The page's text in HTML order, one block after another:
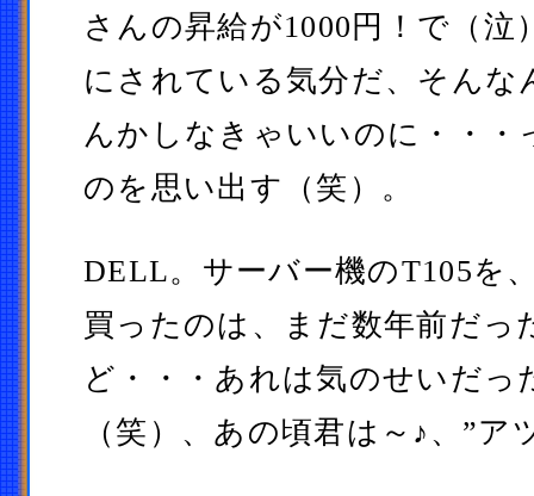
さんの昇給が1000円！で（泣
にされている気分だ、そんな
んかしなきゃいいのに・・・
のを思い出す（笑）。
DELL。サーバー機のT105を
買ったのは、まだ数年前だっ
ど・・・あれは気のせいだっ
（笑）、あの頃君は～♪、”ア